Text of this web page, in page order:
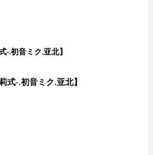
-.初音ミク.亚北】
式-.初音ミク.亚北】